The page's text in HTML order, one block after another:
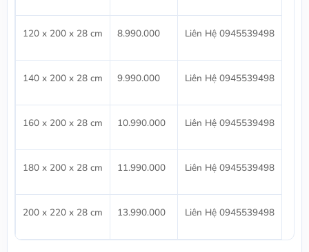
120 x 200 x 28 cm 8.990.000 Liên Hệ 0945539498
140 x 200 x 28 cm 9.990.000 Liên Hệ 0945539498
160 x 200 x 28 cm 10.990.000 Liên Hệ 0945539498
180 x 200 x 28 cm 11.990.000 Liên Hệ 0945539498
200 x 220 x 28 cm 13.990.000 Liên Hệ 0945539498